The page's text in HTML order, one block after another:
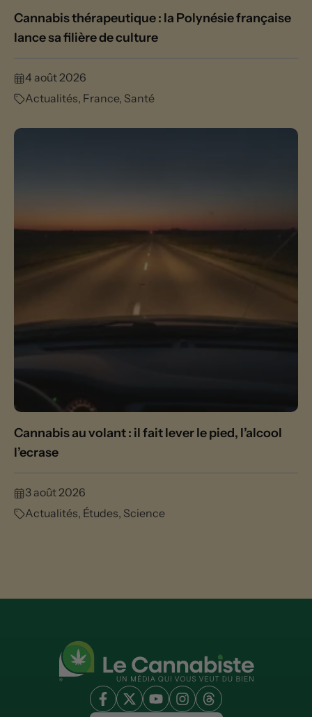
Cannabis thérapeutique : la Polynésie française
lance sa filière de culture
4 août 2026
Actualités, France, Santé
Cannabis au volant : il fait lever le pied, l’alcool
l’ecrase
3 août 2026
Actualités, Études, Science